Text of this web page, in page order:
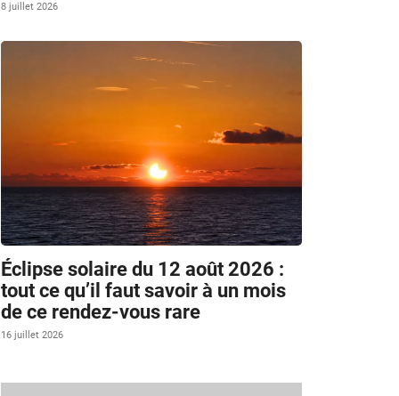
8 juillet 2026
Éclipse solaire du 12 août 2026 :
tout ce qu’il faut savoir à un mois
de ce rendez-vous rare
16 juillet 2026